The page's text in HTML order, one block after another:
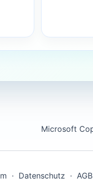
· Datenschutz · AGB